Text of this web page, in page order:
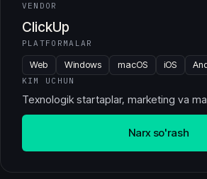
VENDOR
ClickUp
PLATFORMALAR
Web Windows macOS iOS
KIM UCHUN
Texnologik startaplar, marketing va
Narx so'rash